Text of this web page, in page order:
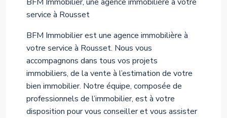
service à Rousset
BFM Immobilier est une agence immobilière à
votre service à Rousset. Nous vous
accompagnons dans tous vos projets
immobiliers, de la vente à l’estimation de votre
bien immobilier. Notre équipe, composée de
professionnels de l’immobilier, est à votre
disposition pour vous conseiller et vous assister